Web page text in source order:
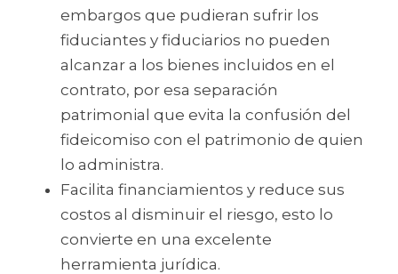
embargos que pudieran sufrir los
fiduciantes y fiduciarios no pueden
alcanzar a los bienes incluidos en el
contrato, por esa separación
patrimonial que evita la confusión del
fideicomiso con el patrimonio de quien
lo administra.
Facilita financiamientos y reduce sus
costos al disminuir el riesgo, esto lo
convierte en una excelente
herramienta jurídica.